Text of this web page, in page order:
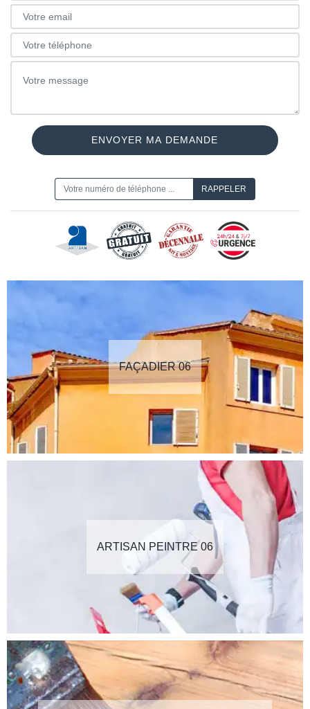
FAÇADIER 06
ARTISAN PEINTRE 06